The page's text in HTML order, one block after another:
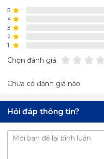
5
4
3
2
1
Chọn đánh giá
Chưa có đánh giá nào.
Hỏi đáp thông tin?